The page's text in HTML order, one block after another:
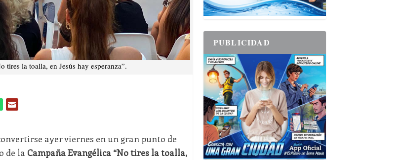
tires la toalla, en Jesús hay esperanza”.
ayer viernes en un gran punto de
de la Campaña Evangélica “No tires la toalla,
PUBLICIDAD